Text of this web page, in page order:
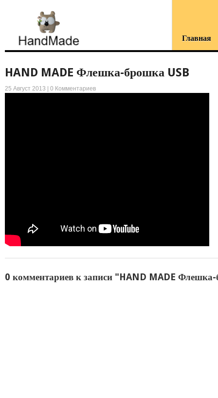
Главная
HAND MADE Флешка-брошка USB
25 Август 2013 | 0 Комментариев
0 комментариев к записи "HAND MADE